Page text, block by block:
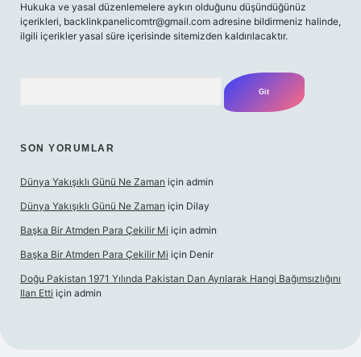
Hukuka ve yasal düzenlemelere aykırı olduğunu düşündüğünüz
içerikleri, backlinkpanelicomtr@gmail.com adresine bildirmeniz halinde,
ilgili içerikler yasal süre içerisinde sitemizden kaldırılacaktır.
SON YORUMLAR
Dünya Yakışıklı Günü Ne Zaman için admin
Dünya Yakışıklı Günü Ne Zaman için Dilay
Başka Bir Atmden Para Çekilir Mi için admin
Başka Bir Atmden Para Çekilir Mi için Denir
Doğu Pakistan 1971 Yılında Pakistan Dan Ayrılarak Hangi Bağımsızlığını
Ilan Etti için admin